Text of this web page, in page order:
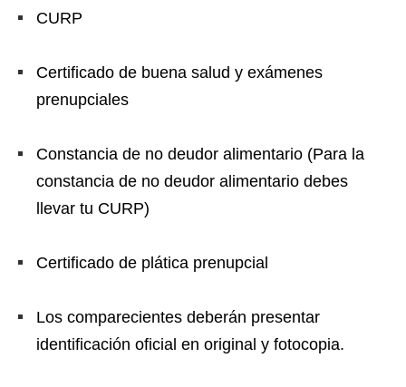
CURP
Certificado de buena salud y exámenes
prenupciales
Constancia de no deudor alimentario (Para la
constancia de no deudor alimentario debes
llevar tu CURP)
Certificado de plática prenupcial
Los comparecientes deberán presentar
identificación oficial en original y fotocopia.